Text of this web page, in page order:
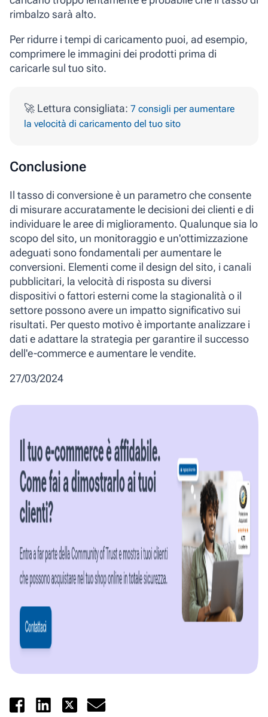
rimbalzo sarà alto.
Per ridurre i tempi di caricamento puoi, ad esempio,
comprimere le immagini dei prodotti prima di
caricarle sul tuo sito.
🚀 Lettura consigliata: 7 consigli per aumentare
la velocità di caricamento del tuo sito
Conclusione
Il tasso di conversione è un parametro che consente
di misurare accuratamente le decisioni dei clienti e di
individuare le aree di miglioramento. Qualunque sia lo
scopo del sito, un monitoraggio e un'ottimizzazione
adeguati sono fondamentali per aumentare le
conversioni. Elementi come il design del sito, i canali
pubblicitari, la velocità di risposta su diversi
dispositivi o fattori esterni come la stagionalità o il
settore possono avere un impatto significativo sui
risultati. Per questo motivo è importante analizzare i
dati e adattare la strategia per garantire il successo
dell'e-commerce e aumentare le vendite.
27/03/2024